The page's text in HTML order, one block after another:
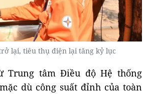
lại, tiêu thụ điện lại tăng kỷ lục
Trung tâm Điều độ Hệ thống
dù công suất đỉnh của toàn